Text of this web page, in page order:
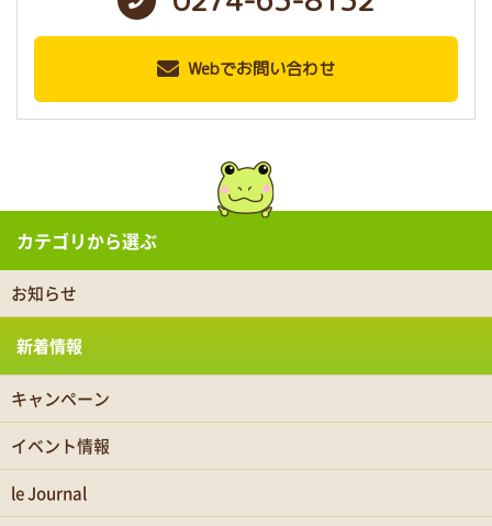
Webでお問い合わせ
カテゴリから選ぶ
お知らせ
新着情報
キャンペーン
イベント情報
le Journal